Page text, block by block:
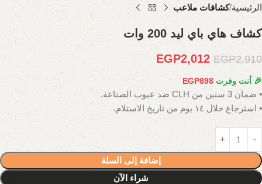
الرئيسية كشافات ملاعب
كشاف هاي باي ليد 200 وات
EGP2,910
EGP2,012
🎉 أنت وفرت EGP898
• ضمان 3 سنين من CLH ضد عيوب الصناعة.
• استرجاع خلال ١٤ يوم من تاريخ الاستلام.
إضافة إلى السلة
شراء الآن